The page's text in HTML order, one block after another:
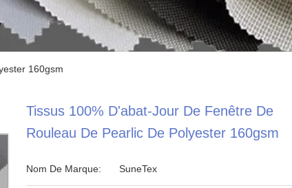
160gsm
Tissus 100% D'abat-Jour De Fenêtre De
Rouleau De Pearlic De Polyester 160gsm
Nom De Marque: SuneTex